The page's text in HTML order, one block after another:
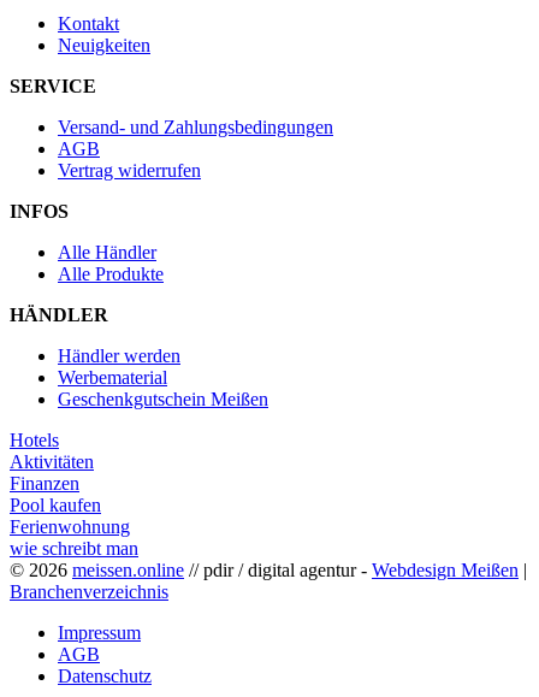
Kontakt
Neuigkeiten
SERVICE
Versand- und Zahlungsbedingungen
AGB
Vertrag widerrufen
INFOS
Alle Händler
Alle Produkte
HÄNDLER
Händler werden
Werbematerial
Geschenkgutschein Meißen
Hotels
Aktivitäten
Finanzen
Pool kaufen
Ferienwohnung
wie schreibt man
© 2026 meissen.online // pdir / digital agentur - Webdesign Meißen |
Branchenverzeichnis
Impressum
AGB
Datenschutz